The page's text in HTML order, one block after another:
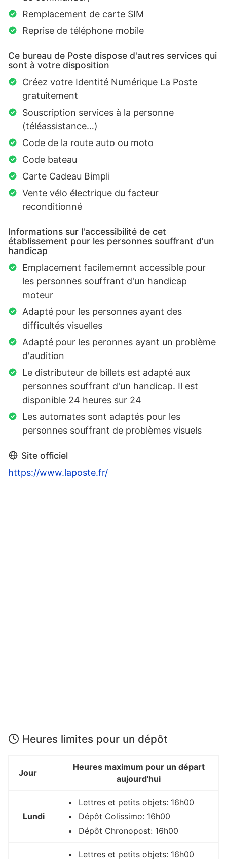
Remplacement de carte SIM
Reprise de téléphone mobile
Ce bureau de Poste dispose d'autres services qui
sont à votre disposition
Créez votre Identité Numérique La Poste
gratuitement
Souscription services à la personne
(téléassistance…)
Code de la route auto ou moto
Code bateau
Carte Cadeau Bimpli
Vente vélo électrique du facteur
reconditionné
Informations sur l'accessibilité de cet
établissement pour les personnes souffrant d'un
handicap
Emplacement facilememnt accessible pour
les personnes souffrant d'un handicap
moteur
Adapté pour les personnes ayant des
difficultés visuelles
Adapté pour les peronnes ayant un problème
d'audition
Le distributeur de billets est adapté aux
personnes souffrant d'un handicap. Il est
disponible 24 heures sur 24
Les automates sont adaptés pour les
personnes souffrant de problèmes visuels
Site officiel
https://www.laposte.fr/
Heures limites pour un dépôt
Jour
Heures maximum pour un départ
aujourd'hui
Lundi
Lettres et petits objets: 16h00
Dépôt Colissimo: 16h00
Dépôt Chronopost: 16h00
Lettres et petits objets: 16h00